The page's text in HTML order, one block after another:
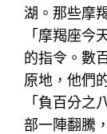
湖。那些摩
「摩羯座今
的指令。數
原地，他們
「負百分之
部一陣翻騰